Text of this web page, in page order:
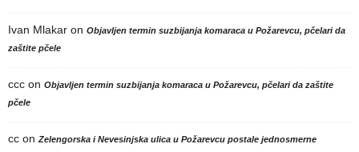
Ivan Mlakar on Objavljen termin suzbijanja komaraca u Požarevcu, pčelari da
zaštite pčele
ccc on Objavljen termin suzbijanja komaraca u Požarevcu, pčelari da zaštite
pčele
cc on Zelengorska i Nevesinjska ulica u Požarevcu postale jednosmerne